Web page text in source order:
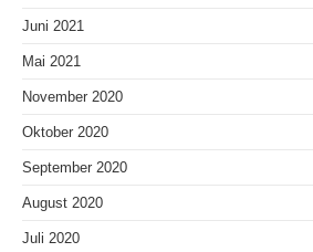
Juni 2021
Mai 2021
November 2020
Oktober 2020
September 2020
August 2020
Juli 2020